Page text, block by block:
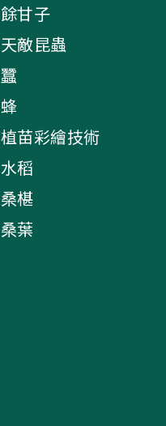
餘甘子
天敵昆蟲
蠶
蜂
植苗彩繪技術
水稻
桑椹
桑葉